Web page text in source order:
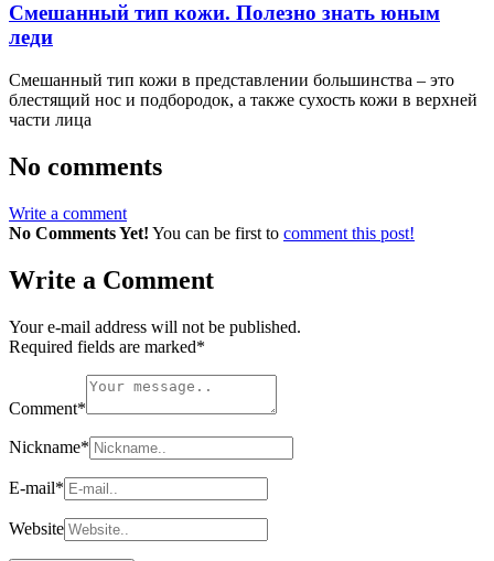
Смешанный тип кожи. Полезно знать юным
леди
Смешанный тип кожи в представлении большинства – это
блестящий нос и подбородок, а также сухость кожи в верхней
части лица
No comments
Write a comment
No Comments Yet! You can be first to comment this post!
Write a Comment
Your e-mail address will not be published.
Required fields are marked*
Comment*
Nickname*
E-mail*
Website